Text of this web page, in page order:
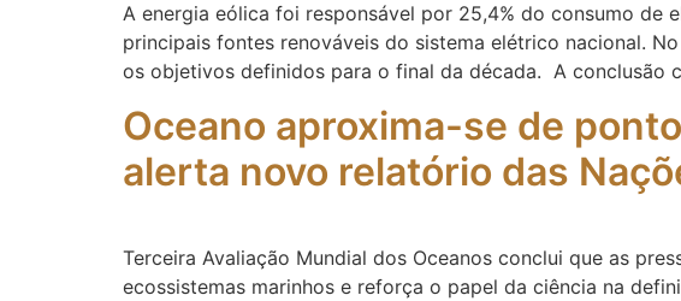
A energia eólica foi responsável por 25,4% do consumo
principais fontes renováveis do sistema elétrico nacional.
os objetivos definidos para o final da década. A conclusão
Oceano aproxima-se de
alerta novo relatório das
Terceira Avaliação Mundial dos Oceanos conclui que as
ecossistemas marinhos e reforça o papel da ciência na